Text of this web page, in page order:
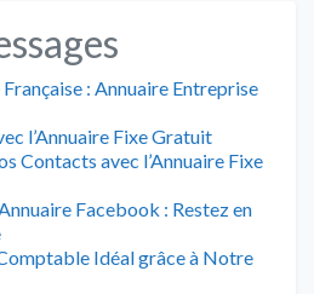
: Annuaire Entreprise
l’Annuaire Fixe Gratuit
Contacts avec l’Annuaire Fixe
Facebook : Restez en
Idéal grâce à Notre